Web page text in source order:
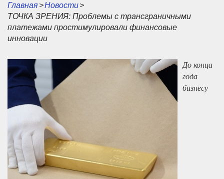
Главная>Новости>
ТОЧКА ЗРЕНИЯ: Проблемы с трансграничными
платежами простимулировали финансовые
инновации
До конца
года
бизнесу